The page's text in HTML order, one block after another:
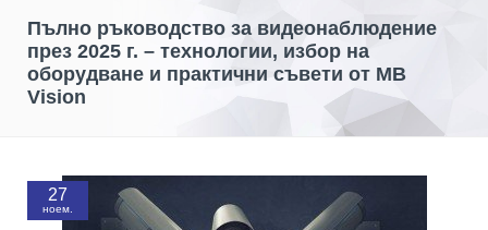
Пълно ръководство за видеонаблюдение
през 2025 г. – технологии, избор на
оборудване и практични съвети от MB
Vision
27
ноем.